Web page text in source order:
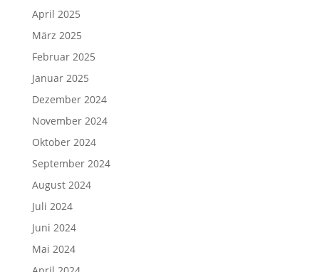
April 2025
März 2025
Februar 2025
Januar 2025
Dezember 2024
November 2024
Oktober 2024
September 2024
August 2024
Juli 2024
Juni 2024
Mai 2024